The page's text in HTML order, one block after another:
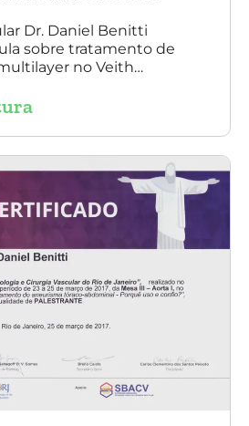
Dr. Daniel Benitti
sobre tratamento de
no Veith